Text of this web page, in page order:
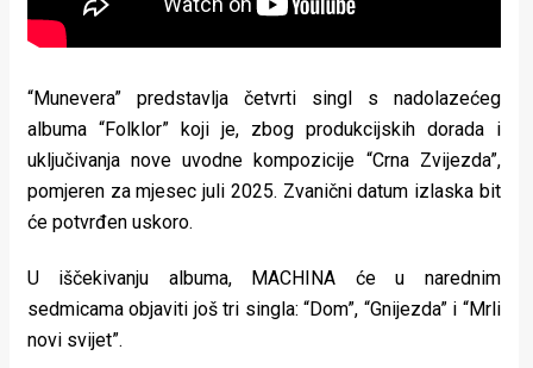
“Munevera” predstavlja četvrti singl s nadolazećeg
albuma “Folklor” koji je, zbog produkcijskih dorada i
uključivanja nove uvodne kompozicije “Crna Zvijezda”,
pomjeren za mjesec juli 2025. Zvanični datum izlaska bit
će potvrđen uskoro.
U iščekivanju albuma, MACHINA će u narednim
sedmicama objaviti još tri singla: “Dom”, “Gnijezda” i “Mrli
novi svijet”.